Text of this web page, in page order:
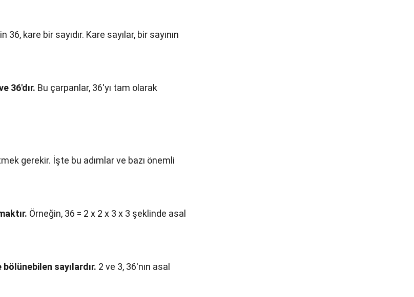
36, kare bir sayıdır. Kare sayılar, bir sayının
36'dır. Bu çarpanlar, 36'yı tam olarak
gerekir. İşte bu adımlar ve bazı önemli
Örneğin, 36 = 2 x 2 x 3 x 3 şeklinde asal
sayılardır. 2 ve 3, 36'nın asal